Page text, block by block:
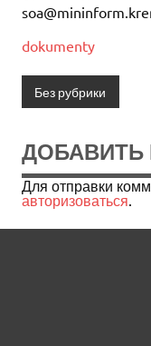
dokumenty
Без рубрики
Для отправки
авторизоваться.